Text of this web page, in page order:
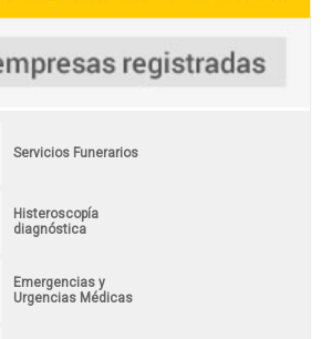
Servicios Funerarios
Histeroscopía
diagnóstica
Emergencias y
Urgencias Médicas